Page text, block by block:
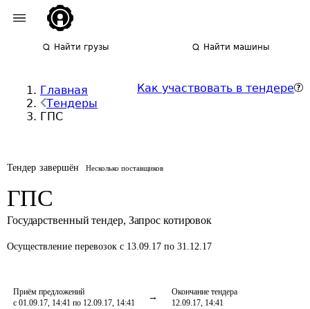
Найти грузы Найти машины
Главная
Тендеры
ГПС
Как участвовать в тендере
Тендер завершён Несколько поставщиков
ГПС
Государственный тендер, Запрос котировок
Осуществление перевозок с 13.09.17 по 31.12.17
Приём предложений
с 01.09.17, 14:41 по 12.09.17, 14:41
Окончание тендера
12.09.17, 14:41